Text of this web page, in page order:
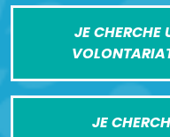
JE CHERCHE
JE